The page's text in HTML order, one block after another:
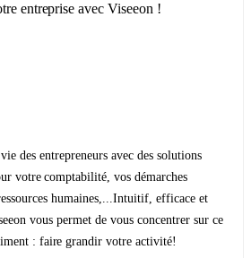
entreprise avec Viseeon !
des entrepreneurs avec des solutions
votre comptabilité, vos démarches
humaines,...Intuitif, efficace et
vous permet de vous concentrer sur ce
: faire grandir votre activité!